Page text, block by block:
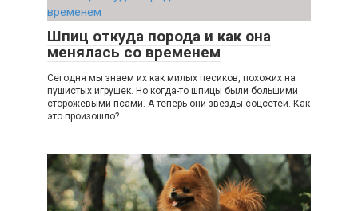
Шпиц откуда порода и как она
менялась со временем
Сегодня мы знаем их как милых песиков, похожих на
пушистых игрушек. Но когда-то шпицы были большими
сторожевыми псами. А теперь они звезды соцсетей. Как
это произошло?